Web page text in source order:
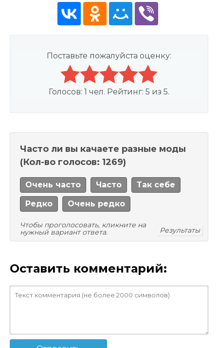
Поставьте пожалуйста оценку:
Голосов: 1 чел. Рейтинг: 5 из 5.
Часто ли вы качаете разные моды
(Кол-во голосов: 1269)
Очень часто Часто Так себе
Редко Очень редко
Чтобы проголосовать, кликните на
нужный вариант ответа.
Результаты
Оставить комментарий: